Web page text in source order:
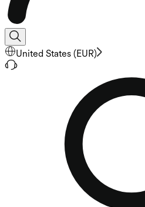
United States (EUR)